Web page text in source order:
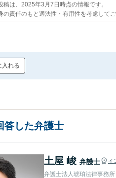
稿は、2025年3月7日時点の情報です。
の責任のもと適法性・有用性を考慮して
入れる
答した弁護士
土屋 峻 弁護士 イ
弁護士法人琥珀法律事務